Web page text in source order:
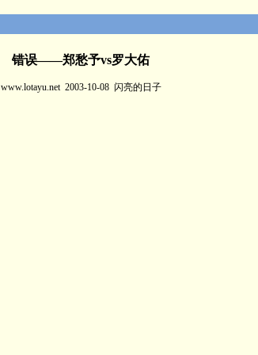
错误——郑愁予vs罗大佑
www.lotayu.net 2003-10-08 闪亮的日子